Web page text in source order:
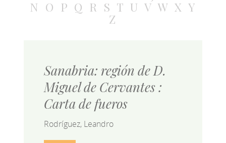
N O P Q R S T U V W X Y
Z
Sanabria: región de D.
Miguel de Cervantes :
Carta de fueros
Rodríguez, Leandro